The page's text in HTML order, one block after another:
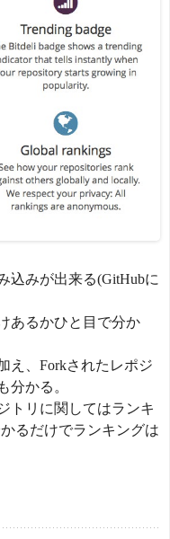
込みが出来る(GitHubに
あるかひと目で分か
え、Forkされたレポジ
分かる。
トリに関してはランキ
るだけでランキングは